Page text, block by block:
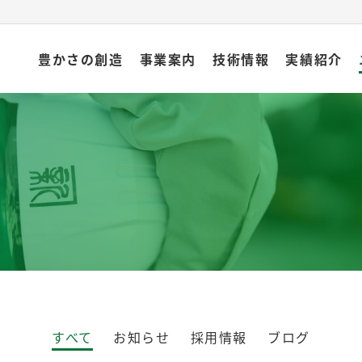
豊かさの創造 事業案内 技術情報 実績紹介
すべて お知らせ 採用情報 ブログ